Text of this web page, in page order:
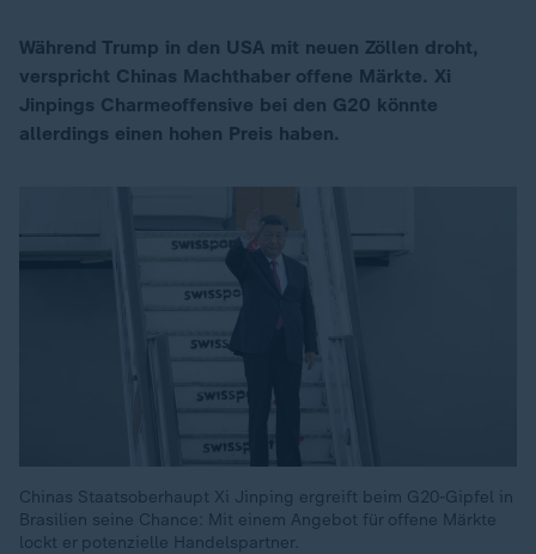
Während Trump in den USA mit neuen Zöllen droht,
verspricht Chinas Machthaber offene Märkte. Xi
Jinpings Charmeoffensive bei den G20 könnte
allerdings einen hohen Preis haben.
Chinas Staatsoberhaupt Xi Jinping ergreift beim G20-Gipfel in
Brasilien seine Chance: Mit einem Angebot für offene Märkte
lockt er potenzielle Handelspartner.